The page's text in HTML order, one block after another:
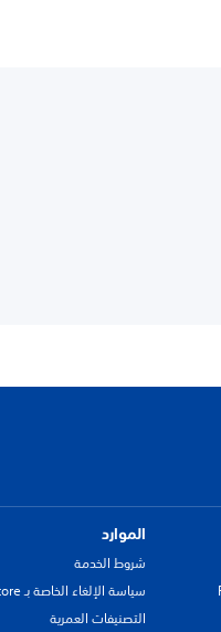
الموارد
شروط الخدمة
سياسة الإلغاء الخاصة بـ PS Store
التصنيفات العمرية